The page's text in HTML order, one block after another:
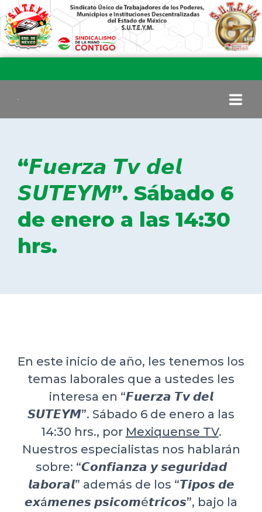
COMITÉ EJECUTIVO
COMISIÓN DE VIGILANCIA
SECCIONES
TRANSPARENCIA
“𝙁𝙪𝙚𝙧𝙯𝙖 𝙏𝙫 𝙙𝙚𝙡
𝙎𝙐𝙏𝙀𝙔𝙈”. Sábado 6
de enero a las 14:30
hrs.
En este inicio de año, les tenemos los
temas laborales que a ustedes les
interesa en “𝙁𝙪𝙚𝙧𝙯𝙖 𝙏𝙫 𝙙𝙚𝙡
𝙎𝙐𝙏𝙀𝙔𝙈”. Sábado 6 de enero a las
14:30 hrs., por Mexiquense TV.
Nuestros especialistas nos hablarán
sobre: “𝘾𝙤𝙣𝙛𝙞𝙖𝙣𝙯𝙖 𝙮 𝙨𝙚𝙜𝙪𝙧𝙞𝙙𝙖𝙙
𝙡𝙖𝙗𝙤𝙧𝙖𝙡” además de los “𝙏𝙞𝙥𝙤𝙨 𝙙𝙚
𝙚𝙭á𝙢𝙚𝙣𝙚𝙨 𝙥𝙨𝙞𝙘𝙤𝙢é𝙩𝙧𝙞𝙘𝙤𝙨”, bajo la